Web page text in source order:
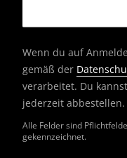
Alle Felder sind
gekennzeichnet.
Wenn du auf
gemäß der
verarbeitet. Du
jederzeit abbestellen.